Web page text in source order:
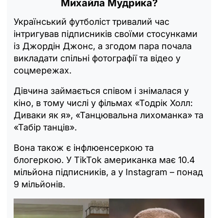
Михайла Мудрика?
Український футболіст тривалий час
інтригував підписників своїми стосунками
із Джордін Джонс, а згодом пара почала
викладати спільні фотографії та відео у
соцмережах.
Дівчина займається співом і знімалася у
кіно, в тому числі у фільмах «Тодрік Холл:
Диваки як я», «Танцювальна лихоманка» та
«Табір танців».
Вона також є інфлюенсеркою та
блогеркою. У TikTok американка має 10.4
мільйона підписників, а у Instagram – понад
9 мільйонів.